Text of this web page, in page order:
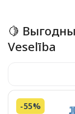
🍋
Veselība
-55%